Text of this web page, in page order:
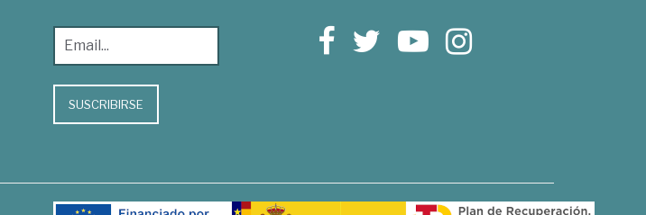
SUSCRIBIRSE